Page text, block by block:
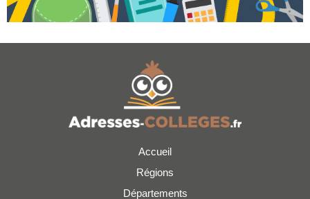
Accueil
Régions
Départements